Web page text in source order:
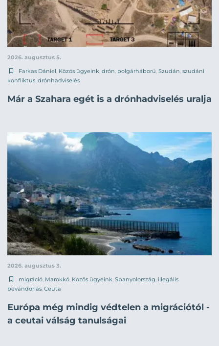
2026. augusztus 5.
Farkas Dániel Közös ügyeink drón polgárháború Szudán szudáni
konfliktus drónhadviselés
Már a Szahara egét is a drónhadviselés uralja
2026. augusztus 3.
migráció, Marokkó, Közös ügyeink, Spanyolország, illegális
bevándorlás, Ceuta
Európa még mindig védtelen a migrációtól -
a ceutai válság tanulságai